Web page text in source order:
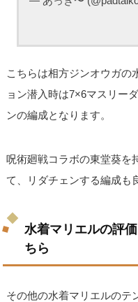
こちらは相方ジンオウガの
ョン潜入時は7×6マスリー
ンの編成となります。
呪術廻戦コラボの東堂葵を
て、リダチェンする編成も
水着マリエルの評
ちら
その他の水着マリエルのテ